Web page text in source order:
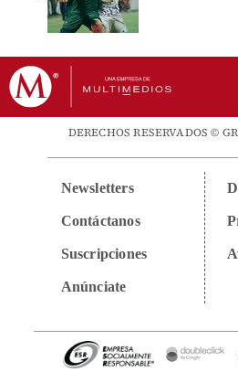
DERECHOS RESERVADOS ©
Newsletters
Contáctanos
Suscripciones
Anúnciate